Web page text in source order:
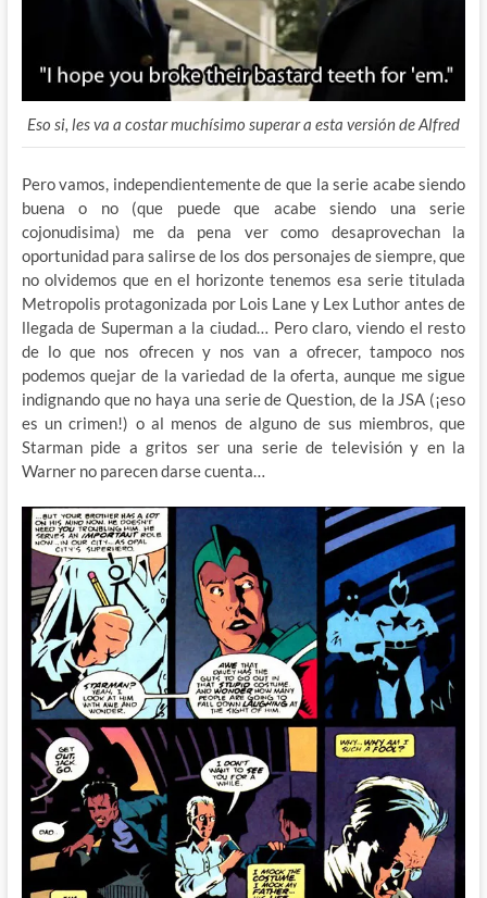
Eso si, les va a costar muchísimo superar a esta versión de Alfred
Pero vamos, independientemente de que la serie acabe siendo
buena o no (que puede que acabe siendo una serie
cojonudisima) me da pena ver como desaprovechan la
oportunidad para salirse de los dos personajes de siempre, que
no olvidemos que en el horizonte tenemos esa serie titulada
Metropolis protagonizada por Lois Lane y Lex Luthor antes de
llegada de Superman a la ciudad… Pero claro, viendo el resto
de lo que nos ofrecen y nos van a ofrecer, tampoco nos
podemos quejar de la variedad de la oferta, aunque me sigue
indignando que no haya una serie de Question, de la JSA (¡eso
es un crimen!) o al menos de alguno de sus miembros, que
Starman pide a gritos ser una serie de televisión y en la
Warner no parecen darse cuenta…